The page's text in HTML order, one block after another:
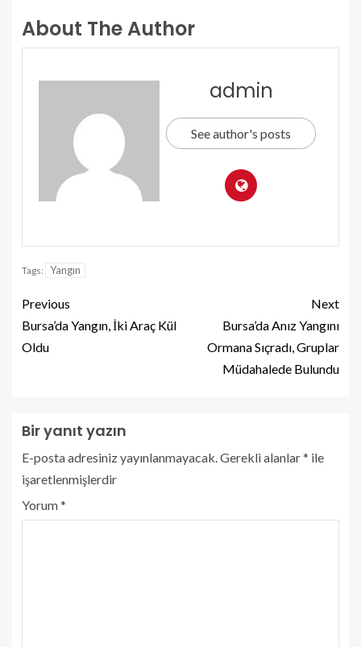
About The Author
admin
See author's posts
Tags: Yangın
Previous
Bursa’da Yangın, İki Araç Kül
Oldu
Next
Bursa’da Anız Yangını
Ormana Sıçradı, Gruplar
Müdahalede Bulundu
Bir yanıt yazın
E-posta adresiniz yayınlanmayacak.Gerekli alanlar* ile
işaretlenmişlerdir
Yorum*